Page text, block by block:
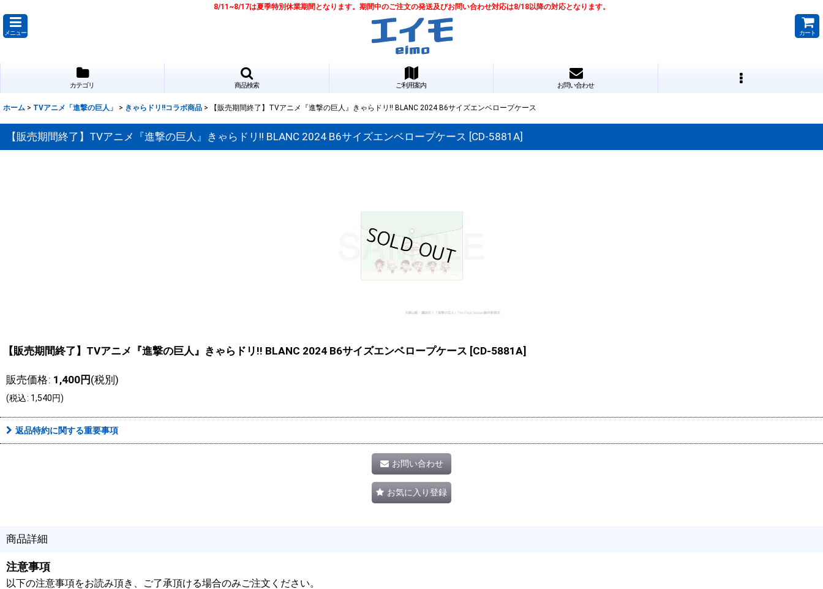
8/11~8/17は夏季特別休業期間となります。期間中のご注文の発送及びお問い合わせ対応は8/18以降の対応となります。
メニュー カート
カテゴリ 商品検索 ご利用案内 お問い合わせ
ホーム > TVアニメ「進撃の巨人」 > きゃらドリ!!コラボ商品 > 【販売期間終了】TVアニメ『進撃の巨人』きゃらドリ!! BLANC 2024 B6サイズエンベロープケース
【販売期間終了】TVアニメ『進撃の巨人』きゃらドリ!! BLANC 2024 B6サイズエンベロープケース [CD-5881A]
【販売期間終了】TVアニメ『進撃の巨人』きゃらドリ!! BLANC 2024 B6サイズエンベロープケース [CD-5881A]
販売価格: 1,400円 (税別)
(税込: 1,540円)
返品特約に関する重要事項
お問い合わせ
お気に入り登録
商品詳細
注意事項
以下の注意事項をお読み頂き、ご了承頂ける場合のみご注文ください。